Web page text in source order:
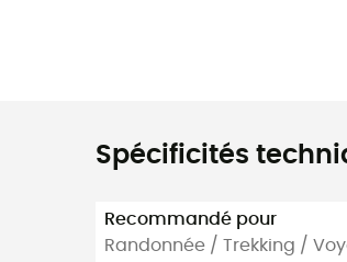
Spécificités
Recommandé pour
Randonnée / Trekking /